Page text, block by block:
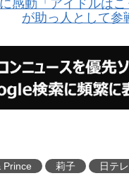
感動「アイドルは
が助っ人として参
Prince 莉子 日テレ